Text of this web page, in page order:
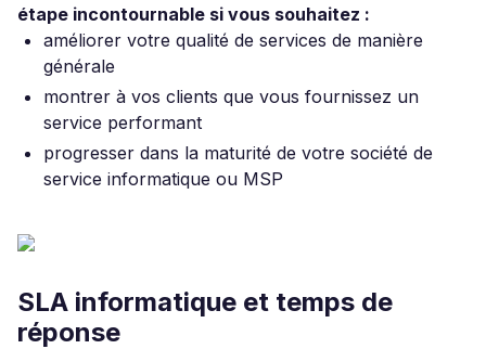
étape incontournable si vous souhaitez :
améliorer votre qualité de services de manière
générale
montrer à vos clients que vous fournissez un
service performant
progresser dans la maturité de votre société de
service informatique ou MSP
SLA informatique et temps de
réponse